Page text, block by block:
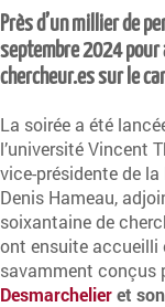
Près d’un millier de
septembre 2024 pour
chercheur.essur le
La soirée a été
l’université Vincent
vice-présidente de la
Denis Hameau,
soixantaine de
ont ensuite accueilli
savamment conçus
Desmarchelieret